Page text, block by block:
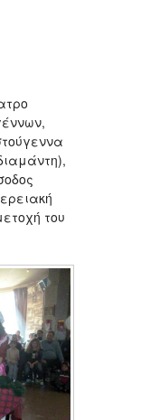
του